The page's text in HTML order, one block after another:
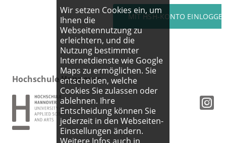
Hochschule Hannover
Wir setzen Cookies ein, um
Ihnen die
Webseitennutzung zu
erleichtern, und die
Nutzung bestimmter
Internetdienste wie Google
Maps zu ermöglichen. Sie
entscheiden, welche
Cookies Sie zulassen oder
ablehnen. Ihre
Entscheidung können Sie
jederzeit in den Webseiten-
Einstellungen ändern.